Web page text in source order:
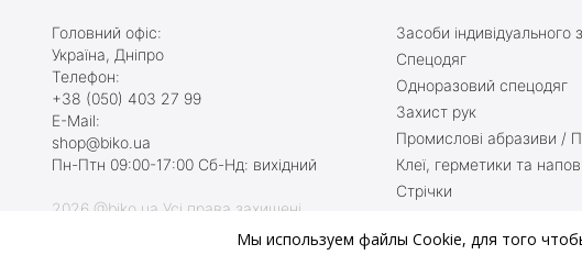
Головний офіс:
Україна, Дніпро
Телефон:
+38 (050) 403 27 99
E-Mail:
shop@biko.ua
Пн-Птн 09:00-17:00 Сб-Нд: вихідний
2026 @biko.ua Усі права захищені
Засоби індивідуального
Спецодяг
Одноразовий спецодяг
Захист рук
Промислові абразиви /
Клеї, герметики та
Стрічки
Туалетні кімнати
Мы используем файлы Cookie, для того